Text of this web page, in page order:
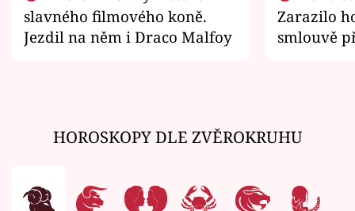
slavného filmového koně.
Jezdil na něm i Draco Malfoy
Zarazilo
smlouvě
HOROSKOPY DLE ZVĚROKRUHU